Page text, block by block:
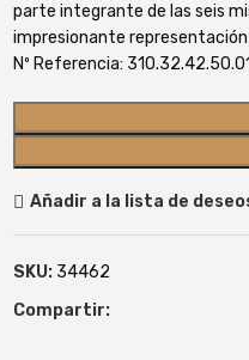
parte integrante de las seis
impresionante
Nº Referencia:
Añadir a la lista de
SKU: 34462
Compartir: